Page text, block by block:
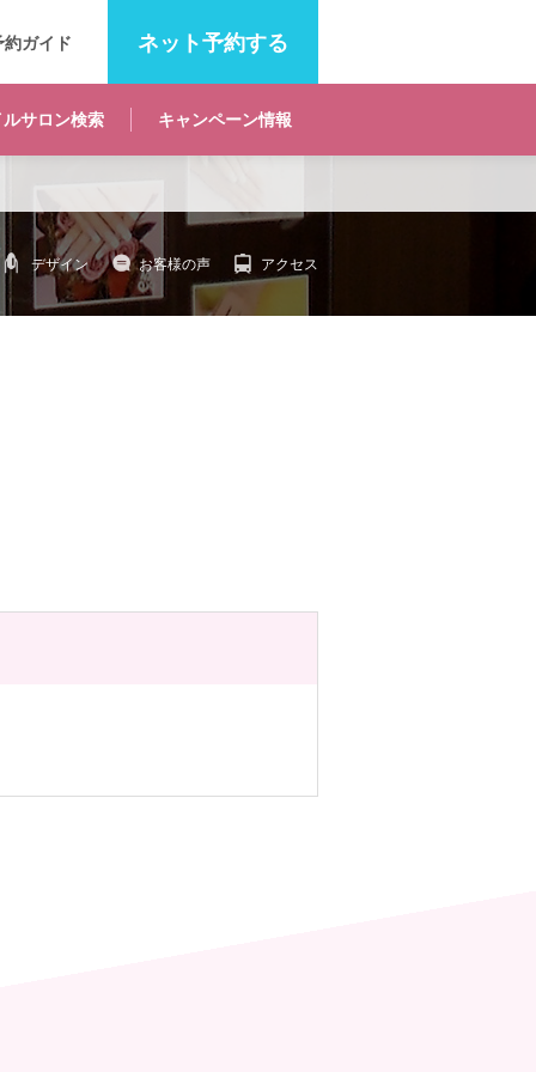
ネット予約する
サロン検索 キャンペーン情報
約ガイド
デザイン お客様の声 アクセス